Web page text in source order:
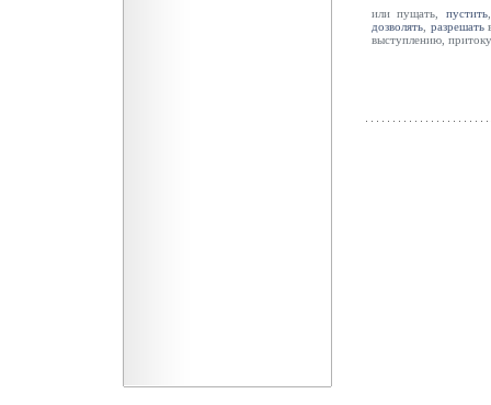
или пущать, пустить
дозволять разрешать
выступлению,